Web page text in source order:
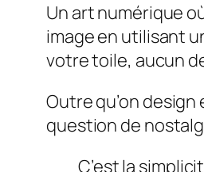
Un art numérique
image en utilisant
votre toile, aucun
Outre qu’on
question de
C’est la